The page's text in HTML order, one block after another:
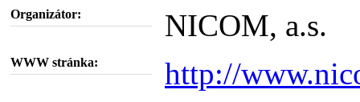
Organizátor: NICOM, a.s.
WWW stránka: http://